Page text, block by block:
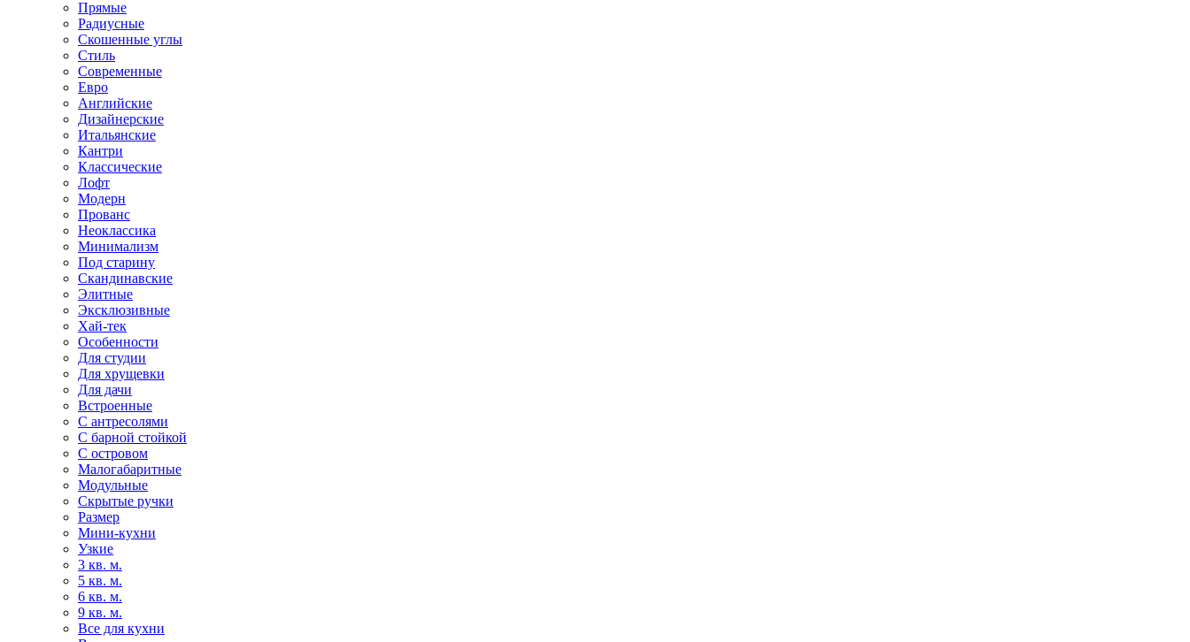
Прямые
Радиусные
Скошенные углы
Стиль
Современные
Евро
Английские
Дизайнерские
Итальянские
Кантри
Классические
Лофт
Модерн
Прованс
Неоклассика
Минимализм
Под старину
Скандинавские
Элитные
Эксклюзивные
Хай-тек
Особенности
Для студии
Для хрущевки
Для дачи
Встроенные
С антресолями
С барной стойкой
С островом
Малогабаритные
Модульные
Скрытые ручки
Размер
Мини-кухни
Узкие
3 кв. м.
5 кв. м.
6 кв. м.
9 кв. м.
Все для кухни